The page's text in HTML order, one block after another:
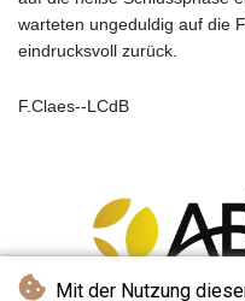
Mit der Nutzung
warteten ungeduldig auf die
eindrucksvoll zurück.
F.Claes--LCdB